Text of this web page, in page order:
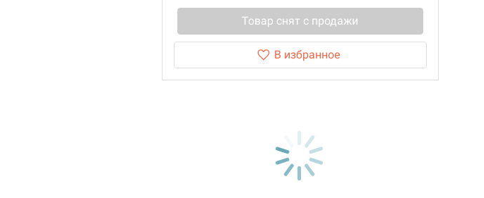
Товар снят с продажи
В избранное